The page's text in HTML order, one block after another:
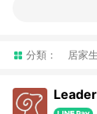
分類： 居家